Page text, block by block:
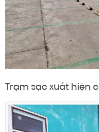
Trạm sạc xuất hiện